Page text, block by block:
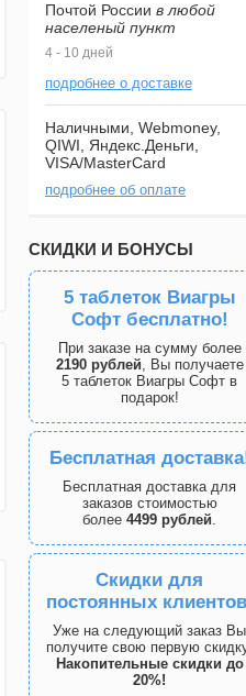
Почтой России в любой
населеный пункт
4 - 10 дней
подробнее о доставке
Наличными, Webmoney,
QIWI, Яндекс.Деньги,
VISA/MasterCard
подробнее об оплате
СКИДКИ И БОНУСЫ
5 таблеток Виагры
Софт бесплатно!
При заказе на сумму более
2190 рублей, Вы получаете
5 таблеток Виагры Софт в
подарок!
Бесплатная
Бесплатная доставка для
заказов стоимостью
более 4499 рублей.
Скидки для
постоянных
Уже на следующий заказ Вы
получите свою первую
Накопительные скидки до
20%!